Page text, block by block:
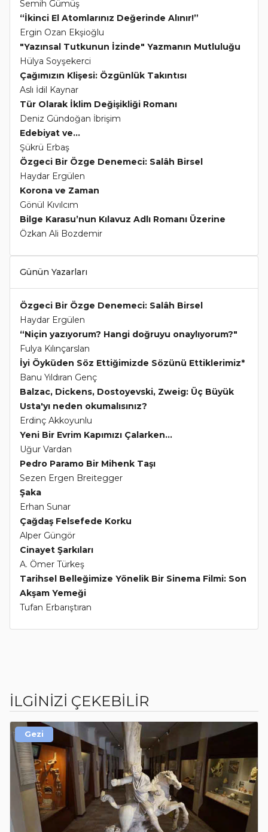
Semih Gümüş
“İkinci El Atomlarınız Değerinde Alınır!”
Ergin Ozan Ekşioğlu
"Yazınsal Tutkunun İzinde" Yazmanın Mutluluğu
Hülya Soyşekerci
Çağımızın Klişesi: Özgünlük Takıntısı
Aslı İdil Kaynar
Tür Olarak İklim Değişikliği Romanı
Deniz Gündoğan İbrişim
Edebiyat ve...
Şükrü Erbaş
Özgeci Bir Özge Denemeci: Salâh Birsel
Haydar Ergülen
Korona ve Zaman
Gönül Kıvılcım
Bilge Karasu’nun Kılavuz Adlı Romanı Üzerine
Özkan Ali Bozdemir
Günün Yazarları
Özgeci Bir Özge Denemeci: Salâh Birsel
Haydar Ergülen
“Niçin yazıyorum? Hangi doğruyu onaylıyorum?"
Fulya Kılınçarslan
İyi Öyküden Söz Ettiğimizde Sözünü Ettiklerimiz*
Banu Yıldıran Genç
Balzac, Dickens, Dostoyevski, Zweig: Üç Büyük
Usta'yı neden okumalısınız?
Erdinç Akkoyunlu
Yeni Bir Evrim Kapımızı Çalarken...
Uğur Vardan
Pedro Paramo Bir Mihenk Taşı
Sezen Ergen Breitegger
Şaka
Erhan Sunar
Çağdaş Felsefede Korku
Alper Güngör
Cinayet Şarkıları
A. Ömer Türkeş
Tarihsel Belleğimize Yönelik Bir Sinema Filmi: Son
Akşam Yemeği
Tufan Erbarıştıran
İLGİNİZİ ÇEKEBİLİR
Gezi